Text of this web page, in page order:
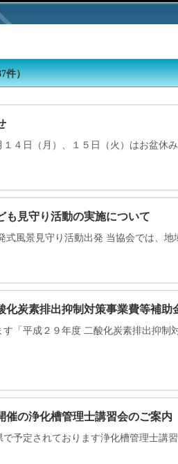
件）
４日（月）、１５日（火）はお盆休
も見守り活動の実施について
式風景見守り活動出発 当協会では、
化炭素排出抑制対策事業費等補
「平成２９年度 二酸化炭素排出抑
催の浄化槽管理士講習会のご案内
予定されております浄化槽管理士講